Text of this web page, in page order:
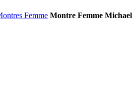
Femme Montre Femme